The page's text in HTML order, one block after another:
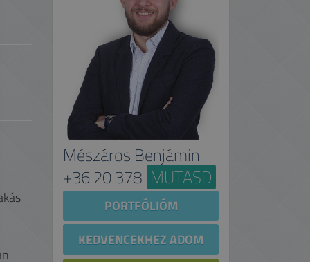
Mészáros Benjámin
+36 20 378 MUTASD
PORTFÓLIÓM
KEDVENCEKHEZ ADOM